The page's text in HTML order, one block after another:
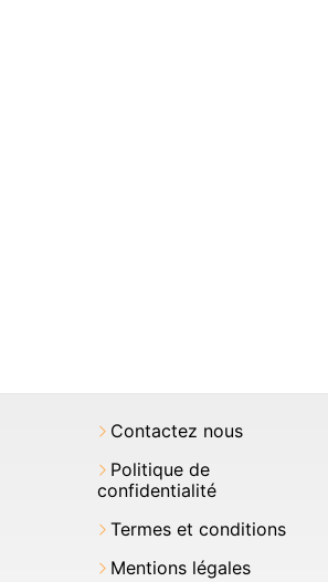
Contactez nous
Politique de
confidentialité
Termes et conditions
Mentions légales